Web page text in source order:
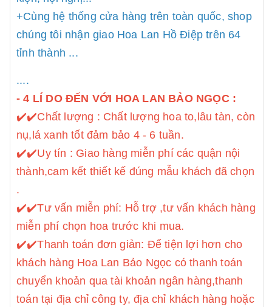
+Cùng hệ thống cửa hàng trên toàn quốc, shop
chúng tôi nhận giao Hoa Lan Hồ Điệp trên 64
tỉnh thành ...
....
- 4 LÍ DO ĐẾN VỚI HOA LAN BẢO NGỌC :
✔️✔️Chất lượng : Chất lượng hoa to,lâu tàn, còn
nụ,lá xanh tốt đảm bảo 4 - 6 tuần.
✔️✔️Uy tín : Giao hàng miễn phí các quận nội
thành,cam kết thiết kế đúng mẫu khách đã chọn
.
✔️✔️Tư vấn miễn phí: Hỗ trợ ,tư vấn khách hàng
miễn phí chọn hoa trước khi mua.
✔️✔️Thanh toán đơn giản: Để tiện lợi hơn cho
khách hàng Hoa Lan Bảo Ngọc có thanh toán
chuyển khoản qua tài khoản ngân hàng,thanh
toán tại địa chỉ công ty, địa chỉ khách hàng hoặc